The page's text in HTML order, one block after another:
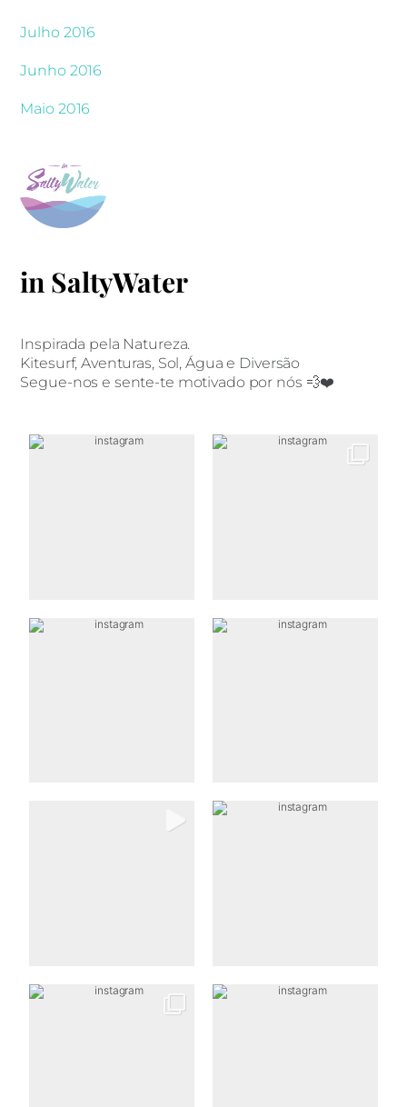
Julho 2016
Junho 2016
Maio 2016
in SaltyWater
Inspirada pela Natureza.
Kitesurf, Aventuras, Sol, Água e Diversão
Segue-nos e sente-te motivado por nós 💨❤️